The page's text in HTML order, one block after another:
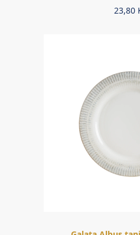
23,80